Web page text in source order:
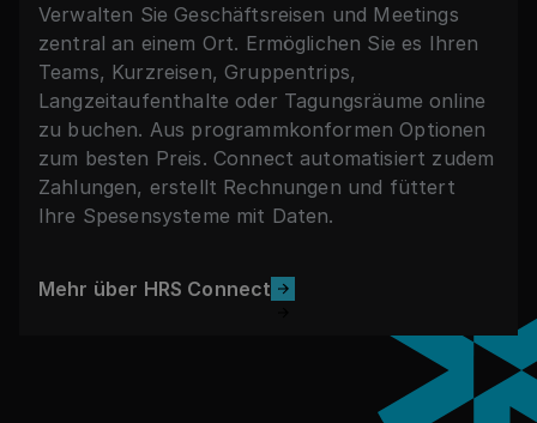
Verwalten Sie Geschäftsreisen und Meetings
zentral an einem Ort. Ermöglichen Sie es Ihren
Teams, Kurzreisen, Gruppentrips,
Langzeitaufenthalte oder Tagungsräume online
zu buchen. Aus programmkonformen Optionen
zum besten Preis. Connect automatisiert zudem
Zahlungen, erstellt Rechnungen und füttert
Ihre Spesensysteme mit Daten.
Mehr über HRS Connect